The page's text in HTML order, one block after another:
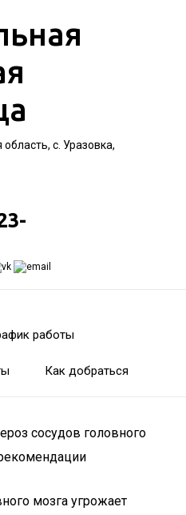
с. Уразовка,
работы
Как добраться
сосудов головного
мозга угрожает